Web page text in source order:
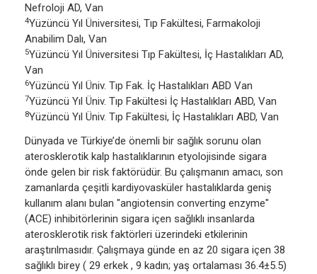
Nefroloji AD, Van
4Yüzüncü Yıl Üniversitesi, Tıp Fakültesi, Farmakoloji
Anabilim Dalı, Van
5Yüzüncü Yıl Üniversitesi Tıp Fakültesi, İç Hastalıkları AD,
Van
6Yüzüncü Yıl Üniv. Tıp Fak. İç Hastalıkları ABD Van
7Yüzüncü Yıl Üniv. Tıp Fakültesi İç Hastalıkları ABD, Van
8Yüzüncü Yıl Üniv. Tıp Fakültesi, İç Hastalıkları ABD, Van
Dünyada ve Türkiye’de önemli bir sağlık sorunu olan
aterosklerotik kalp hastalıklarının etyolojisinde sigara
önde gelen bir risk faktörüdür. Bu çalışmanın amacı, son
zamanlarda çeşitli kardiyovasküler hastalıklarda geniş
kullanım alanı bulan "angiotensin converting enzyme"
(ACE) inhibitörlerinin sigara içen sağlıklı insanlarda
aterosklerotik risk faktörleri üzerindeki etkilerinin
araştırılmasıdır. Çalışmaya günde en az 20 sigara içen 38
sağlıklı birey ( 29 erkek , 9 kadın; yaş ortalaması 36.4±5.5)